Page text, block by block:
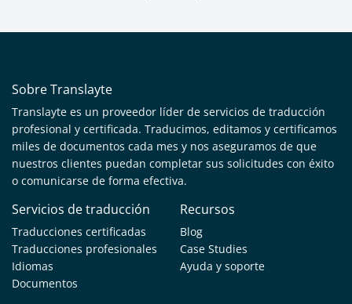
Sobre Translayte
Translayte es un proveedor líder de servicios de traducción
profesional y certificada. Traducimos, editamos y certificamos
miles de documentos cada mes y nos aseguramos de que
nuestros clientes puedan completar sus solicitudes con éxito
o comunicarse de forma efectiva.
Servicios de traducción
Traducciones certificadas
Traducciones profesionales
Idiomas
Documentos
Recursos
Blog
Case Studies
Ayuda y soporte